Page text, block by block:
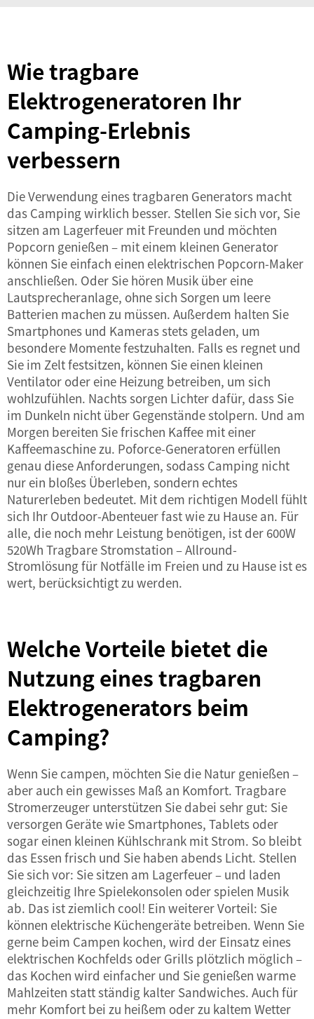
Wie tragbare
Elektrogeneratoren Ihr
Camping-Erlebnis
verbessern
Die Verwendung eines tragbaren Generators macht
das Camping wirklich besser. Stellen Sie sich vor, Sie
sitzen am Lagerfeuer mit Freunden und möchten
Popcorn genießen – mit einem kleinen Generator
können Sie einfach einen elektrischen Popcorn-Maker
anschließen. Oder Sie hören Musik über eine
Lautsprecheranlage, ohne sich Sorgen um leere
Batterien machen zu müssen. Außerdem halten Sie
Smartphones und Kameras stets geladen, um
besondere Momente festzuhalten. Falls es regnet und
Sie im Zelt festsitzen, können Sie einen kleinen
Ventilator oder eine Heizung betreiben, um sich
wohlzufühlen. Nachts sorgen Lichter dafür, dass Sie
im Dunkeln nicht über Gegenstände stolpern. Und am
Morgen bereiten Sie frischen Kaffee mit einer
Kaffeemaschine zu. Poforce-Generatoren erfüllen
genau diese Anforderungen, sodass Camping nicht
nur ein bloßes Überleben, sondern echtes
Naturerleben bedeutet. Mit dem richtigen Modell fühlt
sich Ihr Outdoor-Abenteuer fast wie zu Hause an. Für
alle, die noch mehr Leistung benötigen, ist der 600W
520Wh Tragbare Stromstation – Allround-
Stromlösung für Notfälle im Freien und zu Hause ist es
wert, berücksichtigt zu werden.
Welche Vorteile bietet die
Nutzung eines tragbaren
Elektrogenerators beim
Camping?
Wenn Sie campen, möchten Sie die Natur genießen –
aber auch ein gewisses Maß an Komfort. Tragbare
Stromerzeuger unterstützen Sie dabei sehr gut: Sie
versorgen Geräte wie Smartphones, Tablets oder
sogar einen kleinen Kühlschrank mit Strom. So bleibt
das Essen frisch und Sie haben abends Licht. Stellen
Sie sich vor: Sie sitzen am Lagerfeuer – und laden
gleichzeitig Ihre Spielekonsolen oder spielen Musik
ab. Das ist ziemlich cool! Ein weiterer Vorteil: Sie
können elektrische Küchengeräte betreiben. Wenn Sie
gerne beim Campen kochen, wird der Einsatz eines
elektrischen Kochfelds oder Grills plötzlich möglich –
das Kochen wird einfacher und Sie genießen warme
Mahlzeiten statt ständig kalter Sandwiches. Auch für
mehr Komfort bei zu heißem oder zu kaltem Wetter